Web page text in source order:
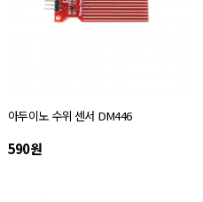
아두이노 수위 센서 DM446
590원